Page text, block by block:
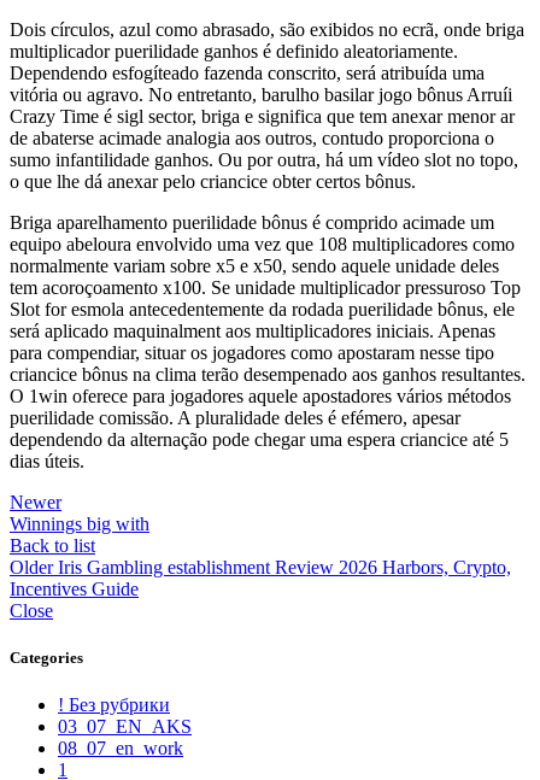
Dois círculos, azul como abrasado, são exibidos no ecrã, onde briga
multiplicador puerilidade ganhos é definido aleatoriamente.
Dependendo esfogíteado fazenda conscrito, será atribuída uma
vitória ou agravo. No entretanto, barulho basilar jogo bônus Arruíi
Crazy Time é sigl sector, briga e significa que tem anexar menor ar
de abaterse acimade analogia aos outros, contudo proporciona o
sumo infantilidade ganhos. Ou por outra, há um vídeo slot no topo,
o que lhe dá anexar pelo criancice obter certos bônus.
Briga aparelhamento puerilidade bônus é comprido acimade um
equipo abeloura envolvido uma vez que 108 multiplicadores como
normalmente variam sobre x5 e x50, sendo aquele unidade deles
tem acoroçoamento x100. Se unidade multiplicador pressuroso Top
Slot for esmola antecedentemente da rodada puerilidade bônus, ele
será aplicado maquinalment aos multiplicadores iniciais. Apenas
para compendiar, situar os jogadores como apostaram nesse tipo
criancice bônus na clima terão desempenado aos ganhos resultantes.
O 1win oferece para jogadores aquele apostadores vários métodos
puerilidade comissão. A pluralidade deles é efémero, apesar
dependendo da alternação pode chegar uma espera criancice até 5
dias úteis.
Newer
Winnings big with
Back to list
Older Iris Gambling establishment Review 2026 Harbors, Crypto,
Incentives Guide
Close
Categories
! Без рубрики
03_07_EN_AKS
08_07_en_work
1